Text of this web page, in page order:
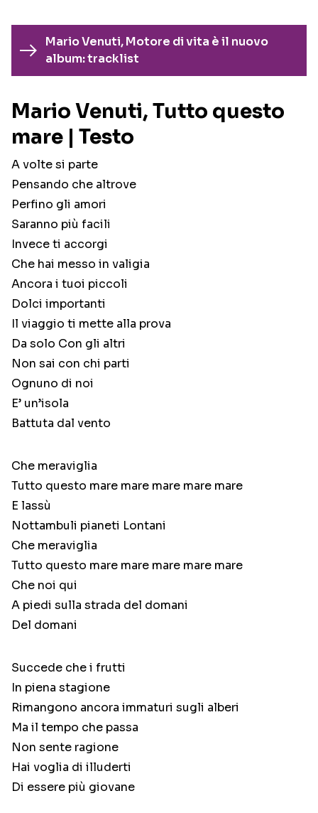
Mario Venuti, Motore di vita è il nuovo
album: tracklist
Mario Venuti, Tutto questo
mare | Testo
A volte si parte
Pensando che altrove
Perfino gli amori
Saranno più facili
Invece ti accorgi
Che hai messo in valigia
Ancora i tuoi piccoli
Dolci importanti
Il viaggio ti mette alla prova
Da solo Con gli altri
Non sai con chi parti
Ognuno di noi
E’ un’isola
Battuta dal vento
Che meraviglia
Tutto questo mare mare mare mare mare
E lassù
Nottambuli pianeti Lontani
Che meraviglia
Tutto questo mare mare mare mare mare
Che noi qui
A piedi sulla strada del domani
Del domani
Succede che i frutti
In piena stagione
Rimangono ancora immaturi sugli alberi
Ma il tempo che passa
Non sente ragione
Hai voglia di illuderti
Di essere più giovane